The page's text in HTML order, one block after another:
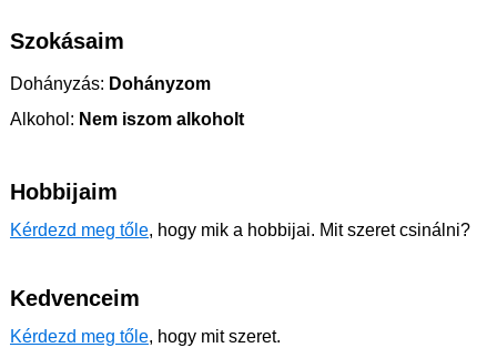
Szokásaim
Dohányzás: Dohányzom
Alkohol: Nem iszom alkoholt
Hobbijaim
Kérdezd meg tőle, hogy mik a hobbijai. Mit szeret csinálni?
Kedvenceim
Kérdezd meg tőle, hogy mit szeret.